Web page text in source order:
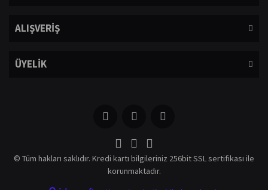
ALIŞVERİŞ
ÜYELİK
© Tüm hakları saklıdır. Kredi kartı bilgileriniz 256bit SSL sertifikası ile
korunmaktadır.